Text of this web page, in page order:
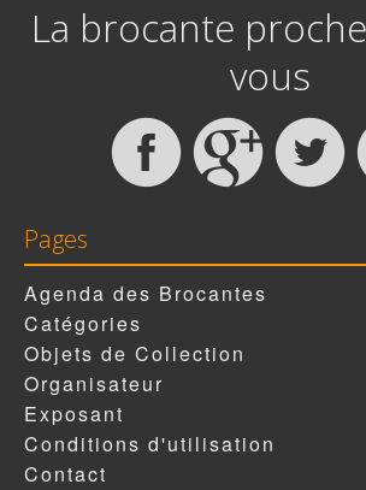
La brocante
vous
Pages
Agenda des Brocantes
Catégories
Objets de Collection
Organisateur
Exposant
Conditions d'utilisation
Contact